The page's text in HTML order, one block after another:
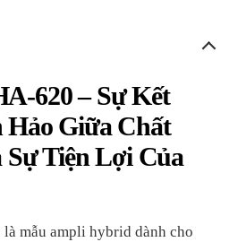
620 – Sự Kết
Giữa Chất
Sự Tiện Lợi Của
là mẫu ampli hybrid dành cho